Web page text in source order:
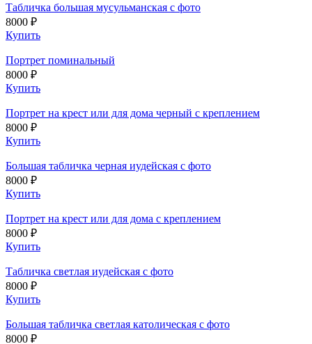
Табличка большая мусульманская с фото
8000 ₽
Купить
Портрет поминальный
8000 ₽
Купить
Портрет на крест или для дома черный с креплением
8000 ₽
Купить
Большая табличка черная иудейская с фото
8000 ₽
Купить
Портрет на крест или для дома с креплением
8000 ₽
Купить
Табличка светлая иудейская с фото
8000 ₽
Купить
Большая табличка светлая католическая с фото
8000 ₽